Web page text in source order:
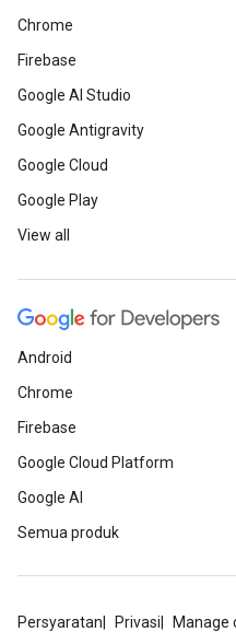
Chrome
Firebase
Google AI Studio
Google Antigravity
Google Cloud
Google Play
View all
Android
Chrome
Firebase
Google Cloud Platform
Google AI
Semua produk
Persyaratan Privasi Manage